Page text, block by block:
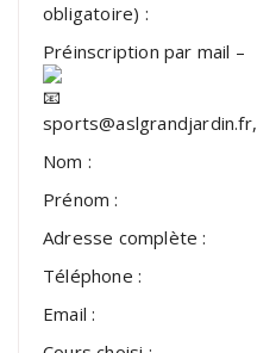
obligatoire) :
Préinscription par mail –
sports@aslgrandjardin.fr,
Nom :
Prénom :
Adresse complète :
Téléphone :
Email :